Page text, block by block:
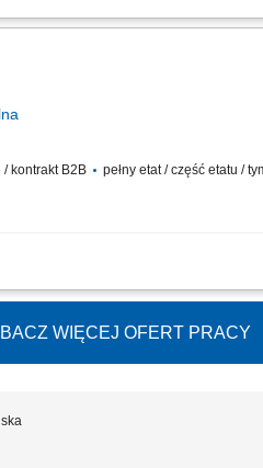
rozładunek towarów, zapewnienie
kontrakt B2B pełny etat / część etatu /
na wskazany adres, zabezpieczanie
WIĘCEJ OFERT PRACY